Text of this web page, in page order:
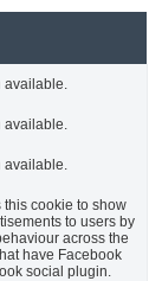
available.
available.
available.
this cookie to show
to users by
across the
have Facebook
social plugin.